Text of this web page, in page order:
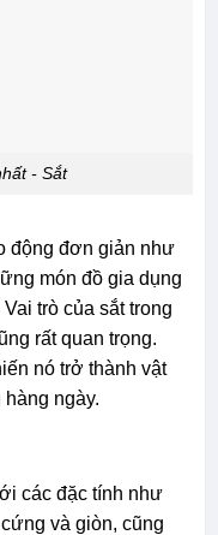
- Sắt
động đơn giản như
món đồ gia dụng
trò của sắt trong
rất quan trọng.
nó trở thành vật
ngày.
các đặc tính như
và giòn, cũng